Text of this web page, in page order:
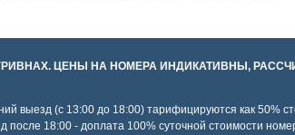
ЦЕНЫ НА НОМЕРА ИНДИКАТИВНЫ,
выезд (с 13:00 до 18:00) тарифицируются как 50%
после 18:00 - доплата 100% суточной стоимости